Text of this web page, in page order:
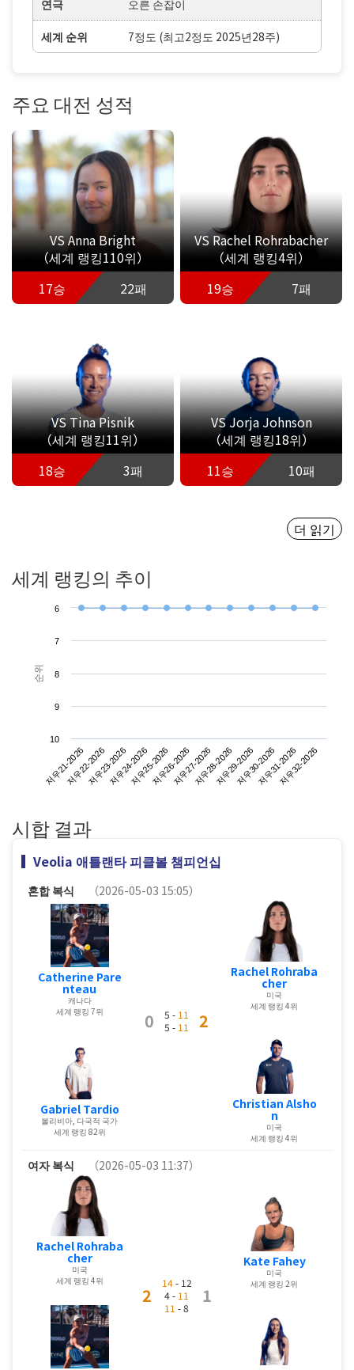
연극 오른 손잡이
세계 순위 7정도 (최고2정도 2025년28주)
주요 대전 성적
VS Anna Bright
（세계 랭킹110위）
17승
22패
VS Rachel Rohrabacher
（세계 랭킹4위）
19승
7패
VS Tina Pisnik
（세계 랭킹11위）
18승
3패
VS Jorja Johnson
（세계 랭킹18위）
11승
10패
더 읽기
세계 랭킹의 추이
순위
저우21-2026
저우22-2026저우23-2026저우24-2026저우25-2026저우26-2026저우27-2026저우28-2026저우29-2026저우30-2026저우31-2026저우32-2026
6
7
8
9
10
시합 결과
Veolia 애틀랜타 피클볼 챔피언십
혼합 복식 （2026-05-03 15:05）
Catherine Pare
nteau
캐나다
세계 랭킹 7위
Gabriel Tardio
볼리비아, 다국적 국가
세계 랭킹 82위
0 5 - 11
5 - 11 2
Rachel Rohraba
cher
미국
세계 랭킹 4위
Christian Alsho
n
미국
세계 랭킹 4위
여자 복식 （2026-05-03 11:37）
Rachel Rohraba
cher
미국
세계 랭킹 4위
2
14- 12
4 - 11
11 - 8
1
Kate Fahey
미국
세계 랭킹 2위